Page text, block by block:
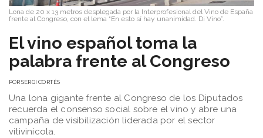
Lona de 20 x 13 metros desplegada por la Interprofesional del Vino de España
frente al Congreso, con el lema “En esto sí hay unanimidad. Di Vino”.
El vino español toma la
palabra frente al Congreso
PORSERGI CORTÉS
Una lona gigante frente al Congreso de los Diputados
recuerda el consenso social sobre el vino y abre una
campaña de visibilización liderada por el sector
vitivinícola.